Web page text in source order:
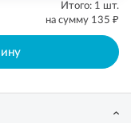
Итого: 1 шт.
на сумму 135 ₽